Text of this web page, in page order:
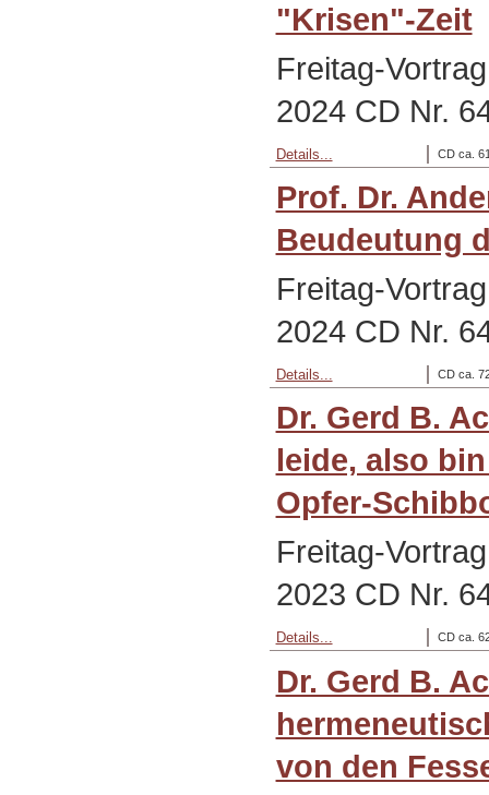
"Krisen"-Zeit
Freitag-
2024 CD Nr.
CD ca.
Details...
Prof. Dr.
Beudeutung
Freitag-
2024 CD Nr.
CD ca.
Details...
Dr. Gerd B.
leide, also
Opfer-
Freitag-
2023 CD Nr.
CD ca.
Details...
Dr. Gerd B.
von den